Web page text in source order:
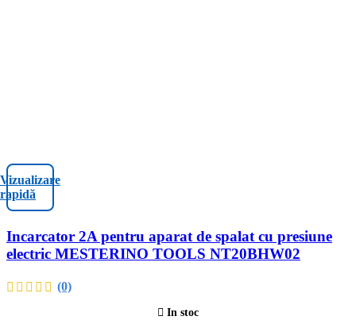
Vizualizare
rapidă
Incarcator 2A pentru aparat de spalat cu presiune
electric MESTERINO TOOLS NT20BHW02
(0)
In stoc